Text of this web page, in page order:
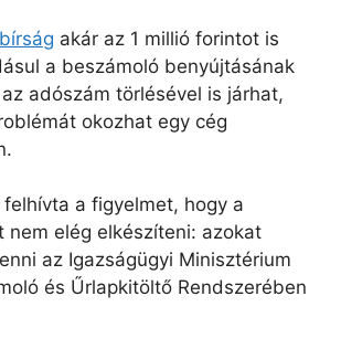
akár az 1 millió forintot is
a beszámoló benyújtásának
adószám törlésével is járhat,
okozhat egy cég
a figyelmet, hogy a
nem elég elkészíteni: azokat
az Igazságügyi Minisztérium
és Űrlapkitöltő Rendszerében